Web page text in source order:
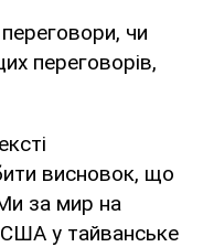
чи
переговорів,
висновок, що
за мир на
США у тайванське